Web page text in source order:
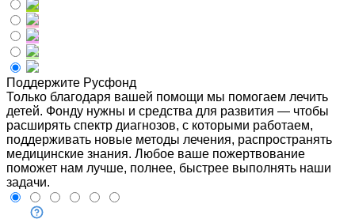
Поддержите Русфонд
Только благодаря вашей помощи мы помогаем лечить
детей. Фонду нужны и средства для развития — чтобы
расширять спектр диагнозов, с которыми работаем,
поддерживать новые методы лечения, распространять
медицинские знания. Любое ваше пожертвование
поможет нам лучше, полнее, быстрее выполнять наши
задачи.